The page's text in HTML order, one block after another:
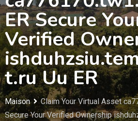
ER Secure
Verified
t.ru Uu ER
Maison
Claim Your Virtual Asset
Secure Your Verified Ownership